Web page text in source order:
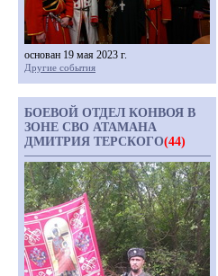
основан 19 мая 2023 г.
Другие события
БОЕВОЙ ОТДЕЛ КОНВОЯ В
ЗОНЕ СВО АТАМАНА
ДМИТРИЯ ТЕРСКОГО(44)